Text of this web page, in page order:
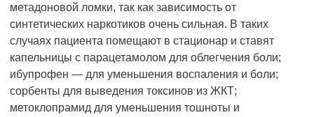
метадоновой ломки, так как зависимость от
синтетических наркотиков очень сильная. В таких
случаях пациента помещают в стационар и ставят
капельницы с парацетамолом для облегчения боли;
ибупрофен — для уменьшения воспаления и боли;
сорбенты для выведения токсинов из ЖКТ;
метоклопрамид для уменьшения тошноты и